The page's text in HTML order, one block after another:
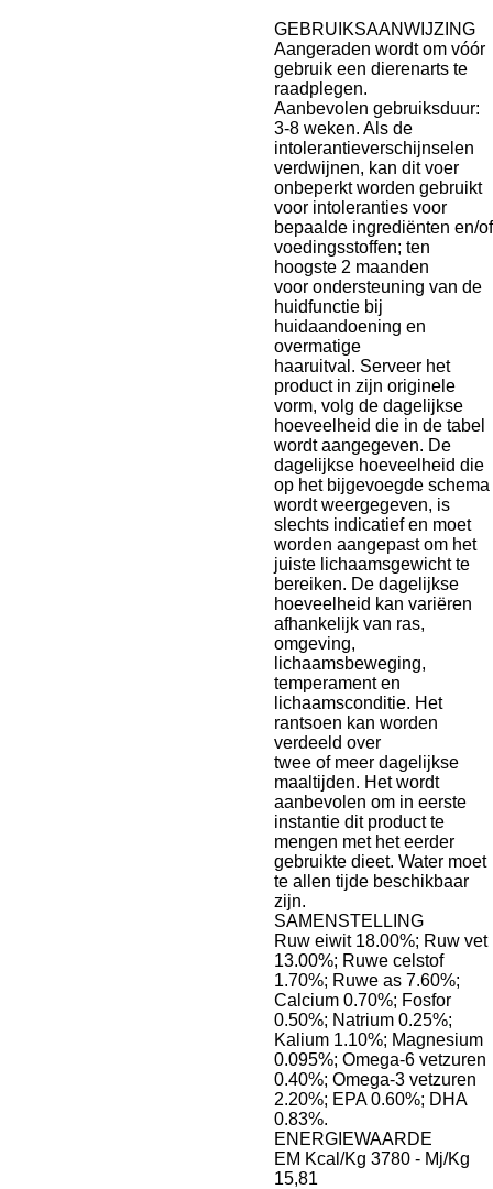
GEBRUIKSAANWIJZING
Aangeraden wordt om vóór
gebruik een dierenarts te
raadplegen.
Aanbevolen gebruiksduur:
3-8 weken. Als de
intolerantieverschijnselen
verdwijnen, kan dit voer
onbeperkt worden gebruikt
voor intoleranties voor
bepaalde ingrediënten en/of
voedingsstoffen; ten
hoogste 2 maanden
voor ondersteuning van de
huidfunctie bij
huidaandoening en
overmatige
haaruitval. Serveer het
product in zijn originele
vorm, volg de dagelijkse
hoeveelheid die in de tabel
wordt aangegeven. De
dagelijkse hoeveelheid die
op het bijgevoegde schema
wordt weergegeven, is
slechts indicatief en moet
worden aangepast om het
juiste lichaamsgewicht te
bereiken. De dagelijkse
hoeveelheid kan variëren
afhankelijk van ras,
omgeving,
lichaamsbeweging,
temperament en
lichaamsconditie. Het
rantsoen kan worden
verdeeld over
twee of meer dagelijkse
maaltijden. Het wordt
aanbevolen om in eerste
instantie dit product te
mengen met het eerder
gebruikte dieet. Water moet
te allen tijde beschikbaar
zijn.
SAMENSTELLING
Ruw eiwit 18.00%; Ruw vet
13.00%; Ruwe celstof
1.70%; Ruwe as 7.60%;
Calcium 0.70%; Fosfor
0.50%; Natrium 0.25%;
Kalium 1.10%; Magnesium
0.095%; Omega-6 vetzuren
0.40%; Omega-3 vetzuren
2.20%; EPA 0.60%; DHA
0.83%.
ENERGIEWAARDE
EM Kcal/Kg 3780 - Mj/Kg
15,81